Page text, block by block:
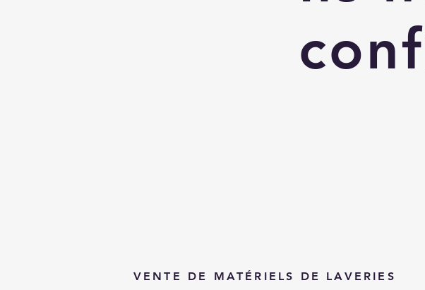
VENTE DE MATÉRIELS DE LAVERIES